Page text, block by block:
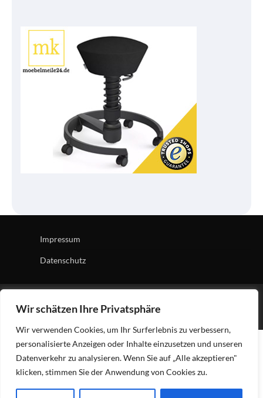
Wir schätzen Ihre Privatsphäre
Wir verwenden Cookies, um Ihr Surferlebnis zu verbessern,
personalisierte Anzeigen oder Inhalte einzusetzen und unseren
Datenverkehr zu analysieren. Wenn Sie auf „Alle akzeptieren"
klicken, stimmen Sie der Anwendung von Cookies zu.
Impressum
Datenschutz
| Powered byWordPress.